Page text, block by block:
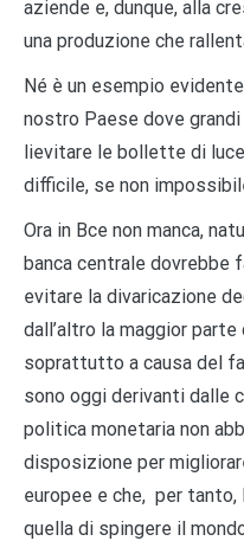
aziende e, dunque, alla
una produzione che
Né è un esempio
nostro Paese dove
lievitare le bollette di
difficile, se non
Ora in Bce non manca,
banca centrale
evitare la divaricazione
dall’altro la maggior
soprattutto a causa del
sono oggi derivanti dalle
politica monetaria non
disposizione per
europee e che, per
quella di spingere il